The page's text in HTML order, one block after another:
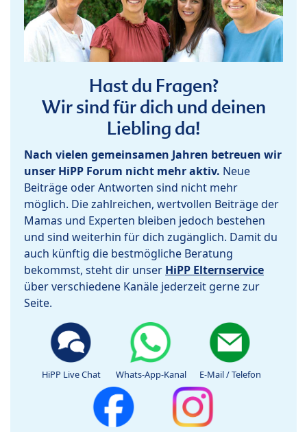
Hast du Fragen?
Wir sind für dich und deinen
Liebling da!
Nach vielen gemeinsamen Jahren betreuen wir
unser HiPP Forum nicht mehr aktiv. Neue
Beiträge oder Antworten sind nicht mehr
möglich. Die zahlreichen, wertvollen Beiträge der
Mamas und Experten bleiben jedoch bestehen
und sind weiterhin für dich zugänglich. Damit du
auch künftig die bestmögliche Beratung
bekommst, steht dir unser HiPP Elternservice
über verschiedene Kanäle jederzeit gerne zur
Seite.
HiPP Live Chat Whats-App-Kanal E-Mail / Telefon